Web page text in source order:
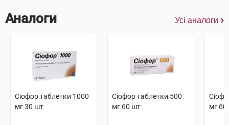
Аналоги Усі аналоги
Сіофор таблетки 1000
мг 30 шт
Сіофор таблетки 500
мг 60 шт
мг